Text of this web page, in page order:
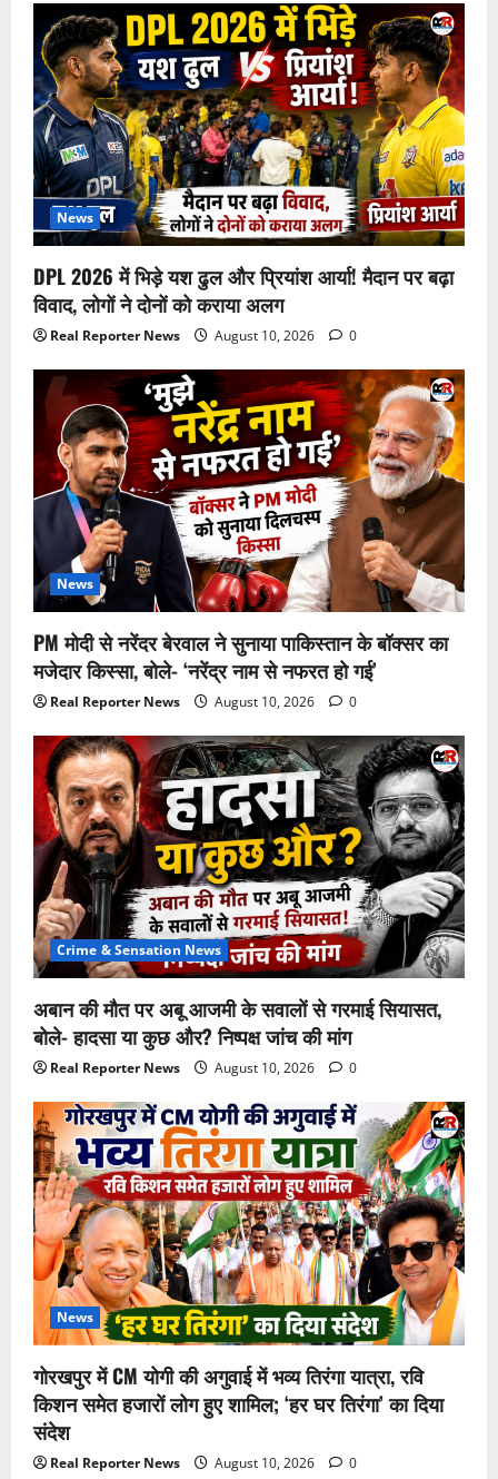
News
DPL 2026 में भिड़े यश ढुल और प्रियांश आर्या! मैदान पर बढ़ा
विवाद, लोगों ने दोनों को कराया अलग
Real Reporter News August 10, 2026 0
News
PM मोदी से नरेंदर बेरवाल ने सुनाया पाकिस्तान के बॉक्सर का
मजेदार किस्सा, बोले- ‘नरेंद्र नाम से नफरत हो गई’
Real Reporter News August 10, 2026 0
Crime & Sensation News
अबान की मौत पर अबू आजमी के सवालों से गरमाई सियासत,
बोले- हादसा या कुछ और? निष्पक्ष जांच की मांग
Real Reporter News August 10, 2026 0
News
गोरखपुर में CM योगी की अगुवाई में भव्य तिरंगा यात्रा, रवि
किशन समेत हजारों लोग हुए शामिल; ‘हर घर तिरंगा’ का दिया
संदेश
Real Reporter News August 10, 2026 0